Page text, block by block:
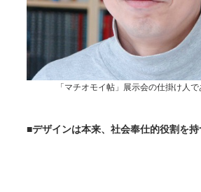
「マチオモイ帖」展示会の仕掛け人
■デザインは本来、社会奉仕的役割を